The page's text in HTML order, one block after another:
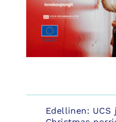
Edellinen: UCS